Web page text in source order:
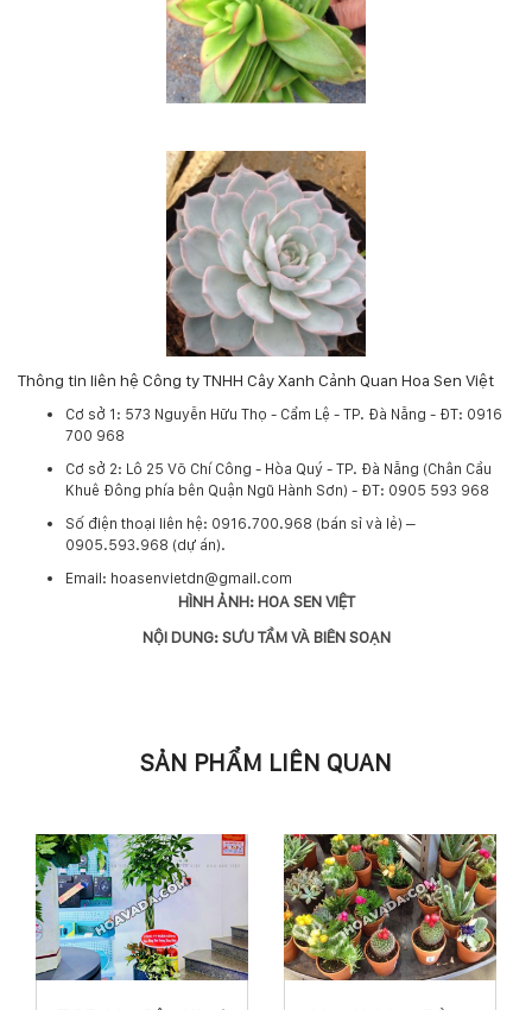
Thông tin liên hệ Công ty TNHH Cây Xanh Cảnh Quan Hoa Sen Việt
Cơ sở 1: 573 Nguyễn Hữu Thọ - Cẩm Lệ - TP. Đà Nẵng - ĐT: 0916
700 968
Cơ sở 2: Lô 25 Võ Chí Công - Hòa Quý - TP. Đà Nẵng (Chân Cầu
Khuê Đông phía bên Quận Ngũ Hành Sơn) - ĐT: 0905 593 968
​Số điện thoại liên hệ: 0916.700.968 (bán sỉ và lẻ) –
0905.593.968 (dự án).
Email: hoasenvietdn@gmail.com
HÌNH ẢNH: HOA SEN VIỆT
NỘI DUNG: SƯU TẦM VÀ BIÊN SOẠN
SẢN PHẨM LIÊN QUAN